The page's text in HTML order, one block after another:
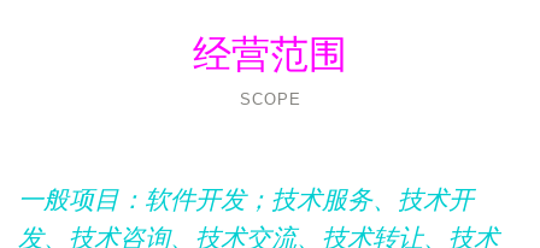
经营范围
SCOPE
一般项目：软件开发；技术服务、技术开
发、技术咨询、技术交流、技术转让、技术